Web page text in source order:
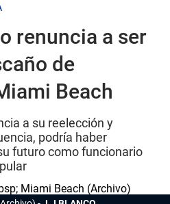
renuncia a ser
de
Beach
a su reelección y
podría haber
futuro como funcionario